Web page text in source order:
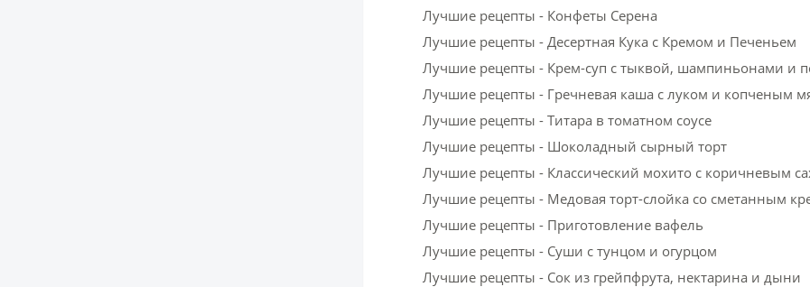
Лучшие рецепты - Конфеты Серена
Лучшие рецепты - Десертная Кука с Кремом и Печеньем
Лучшие рецепты - Крем-суп с тыквой, шампиньонами и
Лучшие рецепты - Гречневая каша с луком и копченым
Лучшие рецепты - Титара в томатном соусе
Лучшие рецепты - Шоколадный сырный торт
Лучшие рецепты - Классический мохито с коричневым
Лучшие рецепты - Медовая торт-слойка со сметанным
Лучшие рецепты - Приготовление вафель
Лучшие рецепты - Суши с тунцом и огурцом
Лучшие рецепты - Сок из грейпфрута, нектарина и дыни